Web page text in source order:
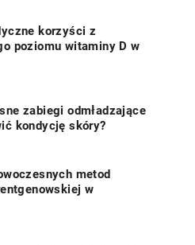
korzyści z
poziomu witaminy D w
zabiegi odmładzające
kondycję skóry?
metod
w